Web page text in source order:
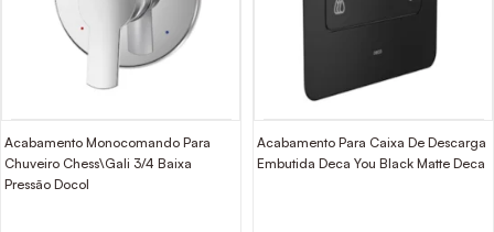
Acabamento Monocomando Para
Chuveiro Chess\Gali 3/4 Baixa
Pressão Docol
Acabamento Para Caixa De Descarga
Embutida Deca You Black Matte Deca